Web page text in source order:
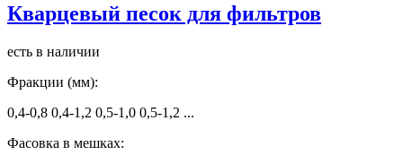
Кварцевый песок для фильтров
есть в наличии
Фракции (мм):
0,4-0,8 0,4-1,2 0,5-1,0 0,5-1,2 ...
Фасовка в мешках: